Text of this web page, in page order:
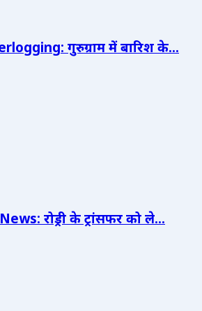
गुरुग्राम में बारिश के...
रोड्री के ट्रांसफर को ले...